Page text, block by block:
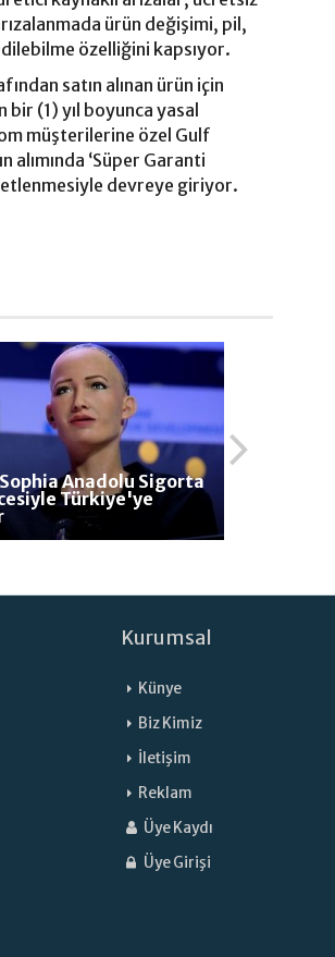
ürün değişimi, pil,
özelliğini kapsıyor.
satın alınan ürün için
(1) yıl boyunca yasal
müşterilerine özel Gulf
‘Süper Garanti
devreye giriyor.
Anadolu Sigorta
Türkiye'ye
Kurumsal
Künye
Biz Kimiz
İletişim
Reklam
Üye Kaydı
Üye Girişi